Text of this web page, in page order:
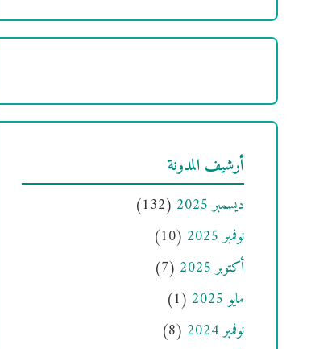
أرشيف المدونة
ديسمبر 2025
(132)
نوفمبر 2025
(10)
أكتوبر 2025
(7)
مايو 2025
(1)
نوفمبر 2024
(8)